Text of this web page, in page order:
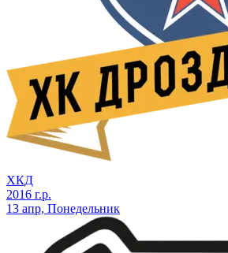
ХКД
2016 г.р.
13 апр, Понедельник